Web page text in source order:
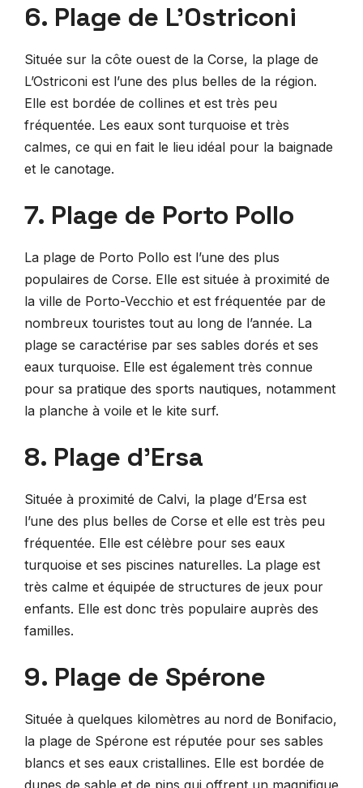
6. Plage de L’Ostriconi
Située sur la côte ouest de la Corse, la plage de
L’Ostriconi est l’une des plus belles de la région.
Elle est bordée de collines et est très peu
fréquentée. Les eaux sont turquoise et très
calmes, ce qui en fait le lieu idéal pour la baignade
et le canotage.
7. Plage de Porto Pollo
La plage de Porto Pollo est l’une des plus
populaires de Corse. Elle est située à proximité de
la ville de Porto-Vecchio et est fréquentée par de
nombreux touristes tout au long de l’année. La
plage se caractérise par ses sables dorés et ses
eaux turquoise. Elle est également très connue
pour sa pratique des sports nautiques, notamment
la planche à voile et le kite surf.
8. Plage d’Ersa
Située à proximité de Calvi, la plage d’Ersa est
l’une des plus belles de Corse et elle est très peu
fréquentée. Elle est célèbre pour ses eaux
turquoise et ses piscines naturelles. La plage est
très calme et équipée de structures de jeux pour
enfants. Elle est donc très populaire auprès des
familles.
9. Plage de Spérone
Située à quelques kilomètres au nord de Bonifacio,
la plage de Spérone est réputée pour ses sables
blancs et ses eaux cristallines. Elle est bordée de
dunes de sable et de pins qui offrent un magnifique